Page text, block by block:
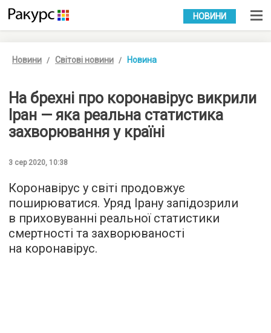
УКР РУС
НОВИНИ
Новини Світові новини Новина
На брехні про коронавірус викрили
Іран — яка реальна статистика
захворювання у країні
3 сер 2020, 10:38
Коронавірус у світі продовжує
поширюватися. Уряд Ірану запідозрили
в приховуванні реальної статистики
смертності та захворюваності
на коронавірус.